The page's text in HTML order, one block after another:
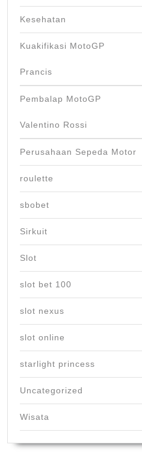
Kesehatan
Kuakifikasi MotoGP
Prancis
Pembalap MotoGP
Valentino Rossi
Perusahaan Sepeda Motor
roulette
sbobet
Sirkuit
Slot
slot bet 100
slot nexus
slot online
starlight princess
Uncategorized
Wisata